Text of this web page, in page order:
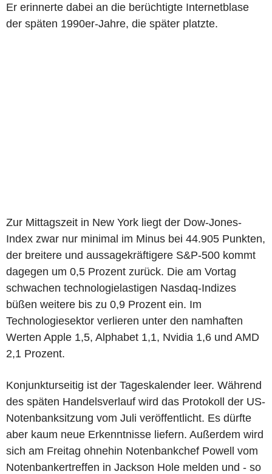
Er erinnerte dabei an die berüchtigte Internetblase
der späten 1990er-Jahre, die später platzte.
Zur Mittagszeit in New York liegt der Dow-Jones-
Index zwar nur minimal im Minus bei 44.905 Punkten,
der breitere und aussagekräftigere S&P-500 kommt
dagegen um 0,5 Prozent zurück. Die am Vortag
schwachen technologielastigen Nasdaq-Indizes
büßen weitere bis zu 0,9 Prozent ein. Im
Technologiesektor verlieren unter den namhaften
Werten Apple 1,5, Alphabet 1,1, Nvidia 1,6 und AMD
2,1 Prozent.
Konjunkturseitig ist der Tageskalender leer. Während
des späten Handelsverlauf wird das Protokoll der US-
Notenbanksitzung vom Juli veröffentlicht. Es dürfte
aber kaum neue Erkenntnisse liefern. Außerdem wird
sich am Freitag ohnehin Notenbankchef Powell vom
Notenbankertreffen in Jackson Hole melden und - so